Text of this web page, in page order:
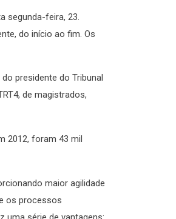
segunda-feira, 23.
do início ao fim. Os
presidente do Tribunal
de magistrados,
2012, foram 43 mil
maior agilidade
os processos